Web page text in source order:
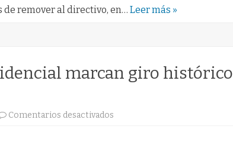
medio
de
remover al directivo, en… Leer más »
marcan giro histórico
Comentarios desactivados